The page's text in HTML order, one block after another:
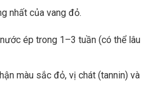
nhất của vang đỏ.
ép trong 1–3 tuần (có thể lâu
màu sắc đỏ, vị chát (tannin) và